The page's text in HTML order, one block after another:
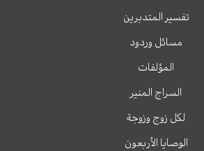
تفسير المتدبرين
مسائل وردود
المؤلفات
السراج المنير
لكل زوج وزوجة
الوصايا الأربعون